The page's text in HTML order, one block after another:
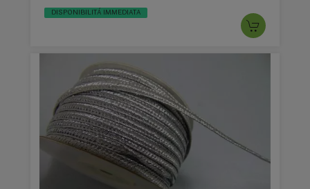
DISPONIBILITÀ IMMEDIATA